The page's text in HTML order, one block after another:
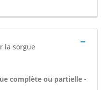
la sorgue
complète ou partielle -